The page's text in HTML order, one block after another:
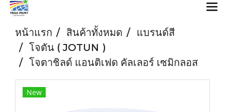
หน้าแรก สินค้าทั้งหมด
แบรนด์สี
โจตัน ( JOTUN )
โจตาชิลด์ แอนติเฟด คัลเลอร์ เซมิกลอส
New